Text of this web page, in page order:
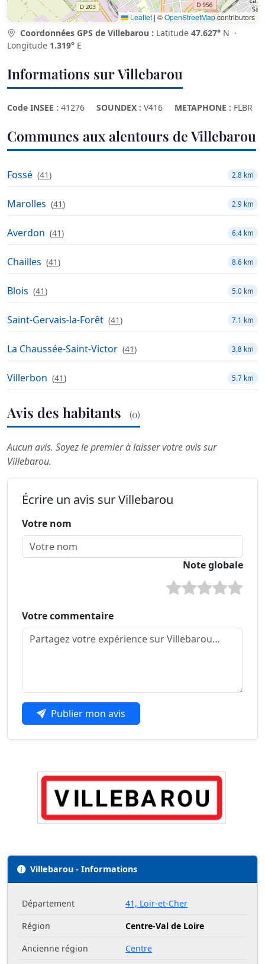
Leaflet | ©OpenStreetMapcontributors
Coordonnées GPS de Villebarou : Latitude 47.627° N ·
Longitude 1.319° E
Informations sur Villebarou
Code INSEE : 41276 SOUNDEX : V416 METAPHONE : FLBR
Communes aux alentours de Villebarou
Fossé (41) 2.8 km
Marolles (41) 2.9 km
Averdon (41) 6.4 km
Chailles (41) 8.6 km
Blois (41) 5.0 km
Saint-Gervais-la-Forêt (41) 7.1 km
La Chaussée-Saint-Victor (41) 3.8 km
Villerbon (41) 5.7 km
Avis des habitants (0)
Aucun avis. Soyez le premier à laisser votre avis sur
Villebarou.
Écrire un avis sur Villebarou
Votre nom
Note globale
Votre commentaire
Publier mon avis
Villebarou - Informations
Département
41, Loir-et-Cher
Région
Centre-Val de Loire
Ancienne région
Centre